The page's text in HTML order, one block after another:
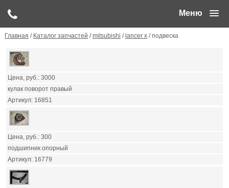
Меню
Главная / Каталог запчастей /mitsubishi / lancer x/ подвеска
3000
кулак поворот правый
16851
300
подшипник опорный
16779